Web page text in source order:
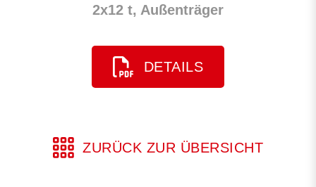
2x12 t, Außenträger
DETAILS
ZURÜCK ZUR ÜBERSICHT